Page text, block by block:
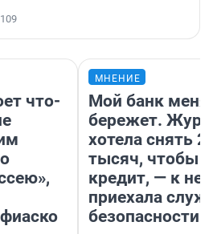
109
что-
МНЕНИЕ
Мой банк меня
бережет.
хотела снять
тысяч, чтобы
кредит, — к
приехала
безопасности